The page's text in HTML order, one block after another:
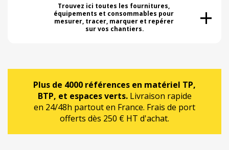
Trouvez ici toutes les fournitures,
équipements et consommables pour
mesurer, tracer, marquer et repérer
sur vos chantiers.
+
Plus de 4000 références en matériel TP,
BTP, et espaces verts.Livraison rapide
en 24/48h partout en France. Frais de port
offerts dès 250 € HT d'achat.